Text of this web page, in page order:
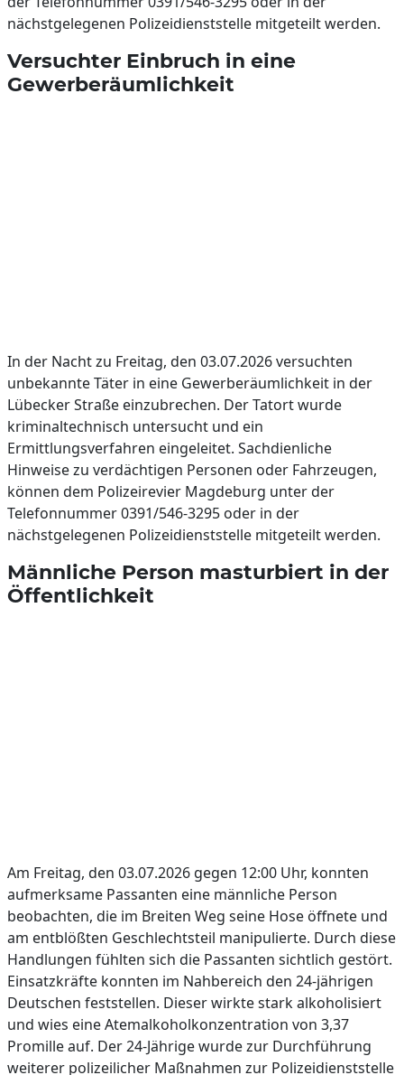
nächstgelegenen Polizeidienststelle mitgeteilt werden.
Versuchter Einbruch in eine
Gewerberäumlichkeit
In der Nacht zu Freitag, den 03.07.2026 versuchten
unbekannte Täter in eine Gewerberäumlichkeit in der
Lübecker Straße einzubrechen. Der Tatort wurde
kriminaltechnisch untersucht und ein
Ermittlungsverfahren eingeleitet. Sachdienliche
Hinweise zu verdächtigen Personen oder Fahrzeugen,
können dem Polizeirevier Magdeburg unter der
Telefonnummer 0391/546-3295 oder in der
nächstgelegenen Polizeidienststelle mitgeteilt werden.
Männliche Person masturbiert in der
Öffentlichkeit
Am Freitag, den 03.07.2026 gegen 12:00 Uhr, konnten
aufmerksame Passanten eine männliche Person
beobachten, die im Breiten Weg seine Hose öffnete und
am entblößten Geschlechtsteil manipulierte. Durch diese
Handlungen fühlten sich die Passanten sichtlich gestört.
Einsatzkräfte konnten im Nahbereich den 24-jährigen
Deutschen feststellen. Dieser wirkte stark alkoholisiert
und wies eine Atemalkoholkonzentration von 3,37
Promille auf. Der 24-Jährige wurde zur Durchführung
weiterer polizeilicher Maßnahmen zur Polizeidienststelle